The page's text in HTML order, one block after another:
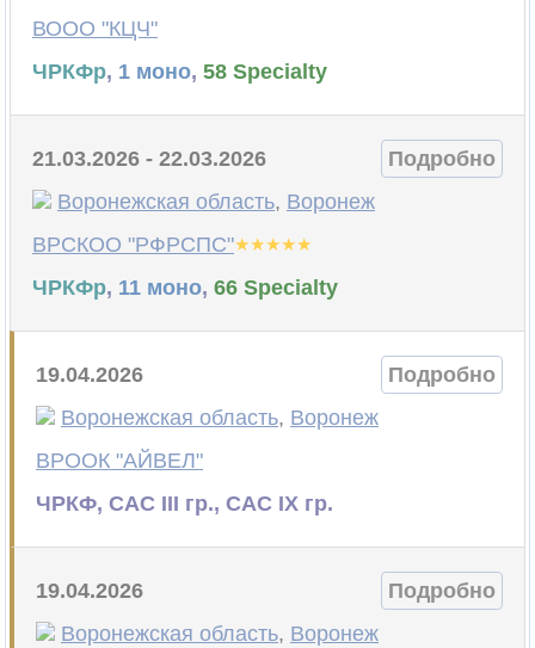
ВООО "КЦЧ"
ЧРКФр, 1 моно, 58 Specialty
21.03.2026 - 22.03.2026
Подробно
Воронежская область, Воронеж
ВРСКОО "РФРСПС"
ЧРКФр, 11 моно, 66 Specialty
19.04.2026
Подробно
Воронежская область, Воронеж
ВРООК "АЙВЕЛ"
ЧРКФ, САС III гр., САС IX гр.
19.04.2026
Подробно
Воронежская область, Воронеж